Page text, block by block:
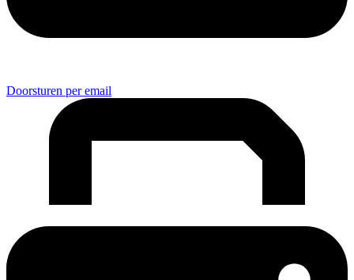
Doorsturen per email